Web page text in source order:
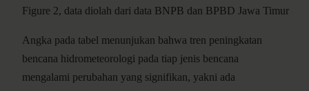
Figure 2, data diolah dari data BNPB dan BPBD Jawa Timur
Angka pada tabel menunjukan bahwa tren peningkatan
bencana hidrometeorologi pada tiap jenis bencana
mengalami perubahan yang signifikan, yakni ada